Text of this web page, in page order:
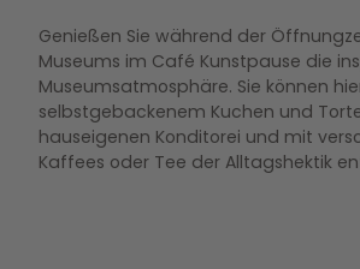
Genießen Sie während der
Museums im Café Kunstpause die
Museumsatmosphäre. Sie können
selbstgebackenem Kuchen und
hauseigenen Konditorei und mit
Kaffees oder Tee der Alltagshektik